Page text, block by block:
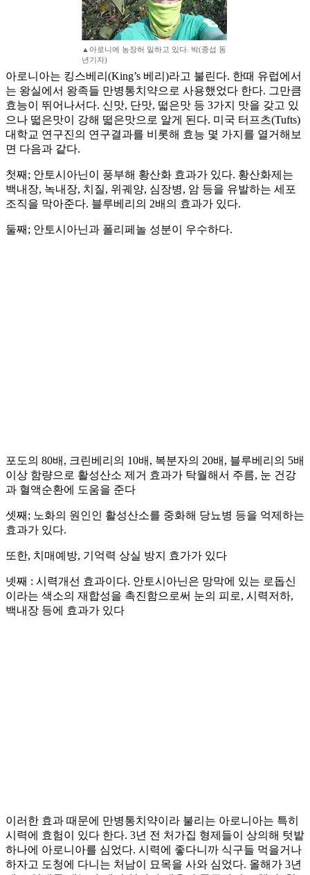
▲아로니에 농장허 일하고 있다. 박(종섭 동
년기자)
아로니아는 킹스베리(King’s 베리)라고 불린다. 한때 유럽에서
는 왕실에서 왕족들 만병통치약으로 사용했었다 한다. 그만큼
효능이 뛰어나서다. 신맛, 단맛, 떫은맛 등 3가지 맛을 갖고 있
으나 떫은맛이 강해 떫은맛으로 알게 된다. 미국 터프츠(Tufts)
대학교 연구진의 연구결과를 비롯해 효능 몇 가지를 열거해보
면 다음과 같다.
첫째; 안토시아닌이 풍부해 황산화 효과가 있다. 황산화제는
백내장, 녹내장, 치질, 위궤양, 심장병, 암 등을 유발하는 세포
조직을 막아준다. 블루베리의 2배의 효과가 있다.
둘째; 안토시아닌과 폴리페놀 성분이 우수하다.
포도의 80배, 크린베리의 10배, 복분자의 20배, 블루베리의 5배
이상 함량으로 활성산소 제거 효과가 탁월해서 주름, 눈 건강
과 혈액순환에 도움을 준다
셋째; 노화의 원인인 활성산소를 중화해 당뇨병 등을 억제하는
효과가 있다.
또한, 치매예방, 기억력 상실 방지 효가가 있다
넷째 : 시력개선 효과이다. 안토시아닌은 망막에 있는 로돕신
이라는 색소의 재합성을 촉진함으로써 눈의 피로, 시력저하,
백내장 등에 효과가 있다
이러한 효과 때문에 만병통치약이라 불리는 아로니아는 특히
시력에 효험이 있다 한다. 3년 전 처가집 형제들이 상의해 텃밭
하나에 아로니아를 심었다. 시력에 좋다니까 식구들 먹을거나
하자고 도청에 다니는 처남이 묘목을 사와 심었다. 올해가 3년